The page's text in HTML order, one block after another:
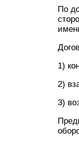
По
1)
2)
3)